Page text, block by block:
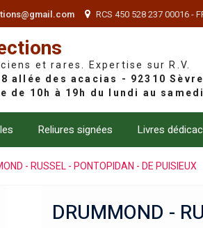
RCS 450 528 237 00016 -
et rares. Expertise sur R.V.
Reliures signées Livres
- RUSSEL - PONTOPIDAN - DE PUISIEUX
DRUMMOND -